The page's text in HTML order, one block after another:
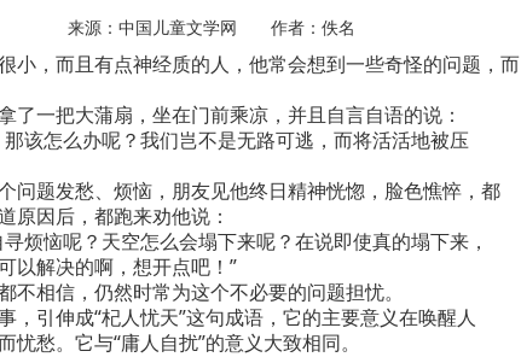
来源：中国儿童文学网 作者：佚名
，而且有点神经质的人，他常会想到一些奇怪的问题，而
一把大蒲扇，坐在门前乘凉，并且自言自语的说：
该怎么办呢？我们岂不是无路可逃，而将活活地被压
问题发愁、烦恼，朋友见他终日精神恍惚，脸色憔悴，都
原因后，都跑来劝他说：
烦恼呢？天空怎么会塌下来呢？在说即使真的塌下来，
以解决的啊，想开点吧！”
相信，仍然时常为这个不必要的问题担忧。
引伸成“杞人忧天”这句成语，它的主要意义在唤醒人
愁。它与“庸人自扰”的意义大致相同。